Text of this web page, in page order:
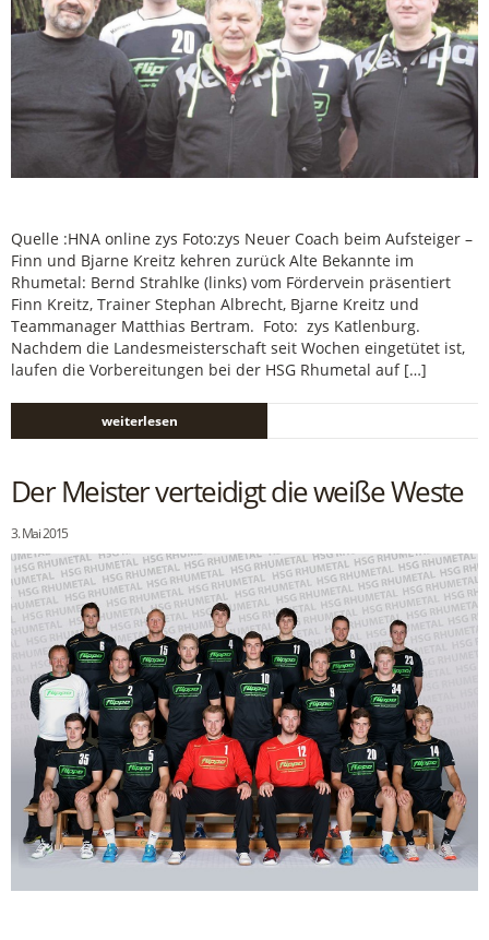
Quelle :HNA online zys Foto:zys Neuer Coach beim Aufsteiger –
Finn und Bjarne Kreitz kehren zurück Alte Bekannte im
Rhumetal: Bernd Strahlke (links) vom Fördervein präsentiert
Finn Kreitz, Trainer Stephan Albrecht, Bjarne Kreitz und
Teammanager Matthias Bertram. Foto: zys Katlenburg.
Nachdem die Landesmeisterschaft seit Wochen eingetütet ist,
laufen die Vorbereitungen bei der HSG Rhumetal auf […]
weiterlesen
Der Meister verteidigt die weiße Weste
3. Mai 2015